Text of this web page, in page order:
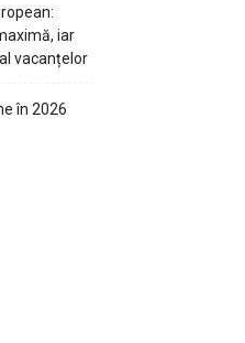
iar
vacanțelor
în 2026